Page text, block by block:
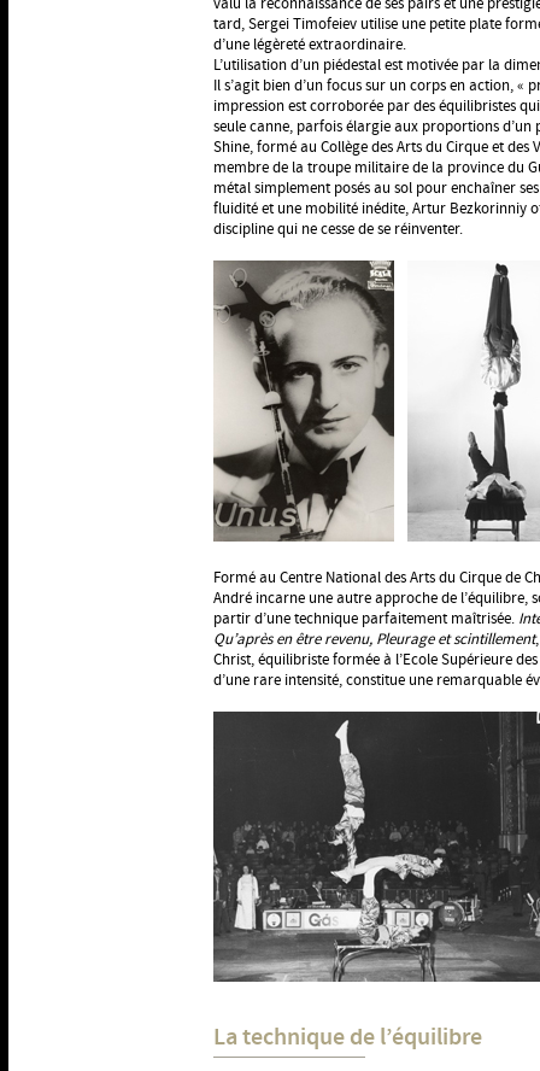
tard, Sergei Timofeiev utilise une petite plate
d’une légèreté extraordinaire.
L’utilisation d’un piédestal est motivée par la
Il s’agit bien d’un focus sur un corps en action, «
impression est corroborée par des équilibristes
seule canne, parfois élargie aux proportions d’un
Shine, formé au Collège des Arts du Cirque et des
membre de la troupe militaire de la province du
métal simplement posés au sol pour enchaîner
fluidité et une mobilité inédite, Artur Bezkorinniy
discipline qui ne cesse de se réinventer.
Formé au Centre National des Arts du Cirque de
André incarne une autre approche de l’équilibre,
partir d’une technique parfaitement maîtrisée.
Qu’après en être revenu, Pleurage et scintillement
Christ, équilibriste formée à l’Ecole Supérieure
d’une rare intensité, constitue une remarquable
La technique de l’équilibre